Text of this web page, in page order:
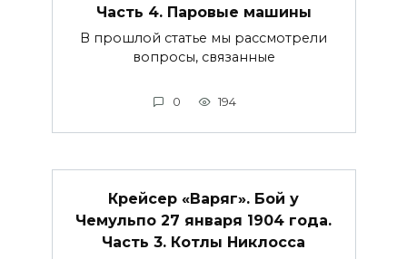
Часть 4. Паровые машины
В прошлой статье мы рассмотрели
вопросы, связанные
0 194
Крейсер «Варяг». Бой у
Чемульпо 27 января 1904 года.
Часть 3. Котлы Никлосса